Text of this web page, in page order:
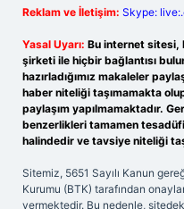
Reklam ve İletişim: Skype:
Yasal Uyarı: Bu internet sitesi,
şirketi ile hiçbir bağlantısı
hazırladığımız makaleler
haber niteliği taşımamakta
paylaşım yapılmamaktadır.
benzerlikleri tamamen
halindedir ve tavsiye niteliği
Sitemiz, 5651 Sayılı Kanun
Kurumu (BTK) tarafından
vermektedir. Bu nedenle,